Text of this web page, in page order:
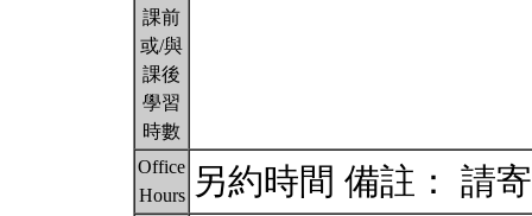
課前
或/與
課後
學習
時數
Office
Hours
另約時間 備註： 請